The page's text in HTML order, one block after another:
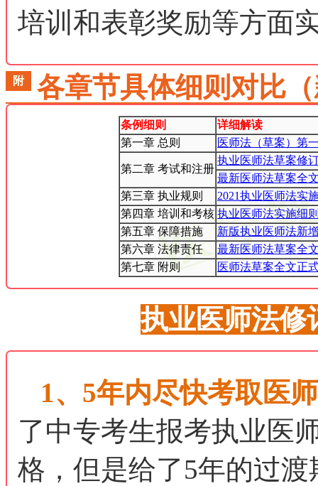
培训和表彰奖励等方面
附 各章节具体细则对比
条例细则
详细解读
第一章 总则
医师法（草案）第
第二章 考试和注册
执业医师法草案修
最新医师法草案全
第三章 执业规则
2021执业医师法实
第四章 培训和考核 执业医师法实施细
第五章 保障措施
新版执业医师法新
第六章 法律责任
最新医师法草案全
第七章 附则
医师法草案全文正
执业医师法修
1、5年内尽快考取医
了中专考生报考执业医
格，但是给了5年的过